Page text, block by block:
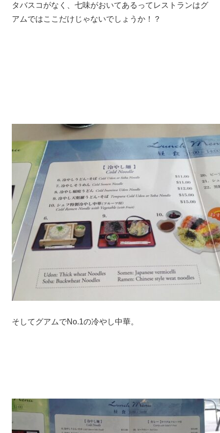
タバスコがなく、七味がおいてあるってレストランはグ
アムではここだけじゃないでしょうか！？
そしてグアムでNo.1の冷やし中華。